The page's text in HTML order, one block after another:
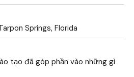
Springs, Florida
tạo đã góp phần vào những gì